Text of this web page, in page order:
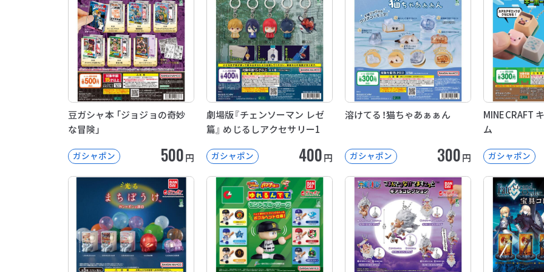
豆ガシャ本 「ジョジョの奇妙
な冒険」
ガシャポン 500円
劇場版『チェンソーマン レゼ
篇』 めじるしアクセサリー1
ガシャポン 400円
溶けてる！猫ちゃあぁぁん
ガシャポン 300円
MINECRAFT
ム
ガシャポン